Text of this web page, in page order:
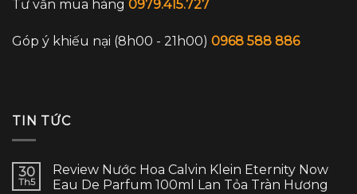
Tư vấn mua hàng 0979.415.727
Góp ý khiếu nại (8h00 - 21h00) 0968 588 886
TIN TỨC
30
Th5
Review Nước Hoa Calvin Klein Eternity Now
Eau De Parfum 100ml Lan Tỏa Tràn Hương